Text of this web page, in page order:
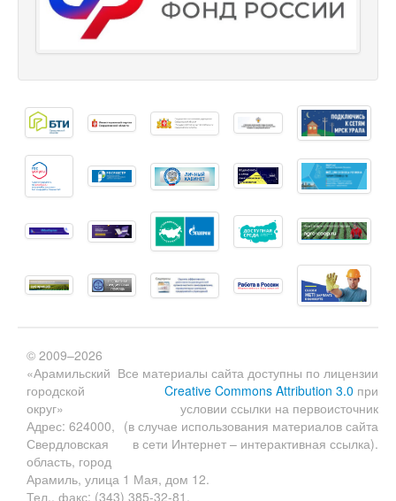
Все материалы сайта доступны по лицензии
Creative Commons Attribution 3.0 при
условии ссылки на первоисточник
(в случае использования материалов сайта
в сети Интернет – интерактивная ссылка).
© 2009–2026
«Арамильский
городской
округ»
Адрес: 624000,
Свердловская
область, город
Арамиль, улица 1 Мая, дом 12.
Тел., факс: (343) 385-32-81.